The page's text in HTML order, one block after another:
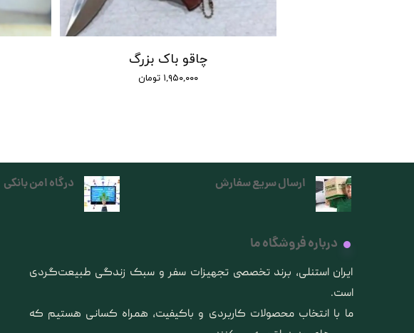
چاقو باک بزرگ
۱,۹۵۰,۰۰۰ تومان
ارسال سریع سفارش
درباره فروشگاه ما
​ایران استنلی، برند تخصصی تجهیزات سفر و سبک زندگی طبیعت‌گردی
است.
ما با انتخاب محصولات کاربردی و باکیفیت، همراه کسانی هستیم که
درگاه امن بانکی